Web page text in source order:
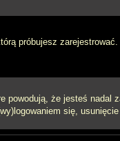
próbujesz
że jesteś
się,